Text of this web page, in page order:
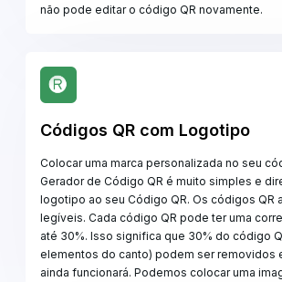
não pode editar o código QR novamente.
Códigos QR com Logotipo
Colocar uma marca personalizada no seu
Gerador de Código QR é muito simples e
logotipo ao seu Código QR. Os códigos QR
legíveis. Cada código QR pode ter uma
até 30%. Isso significa que 30% do código
elementos do canto) podem ser removidos
ainda funcionará. Podemos colocar uma